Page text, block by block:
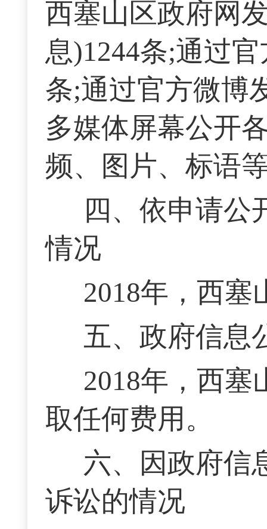
西塞山区政府网
息)1244条;通过
条;通过官方微博
多媒体屏幕公开
频、图片、标语
四、依申请公
情况
2018年，西塞
五、政府信息
2018年，西塞
取任何费用。
六、因政府信
诉讼的情况